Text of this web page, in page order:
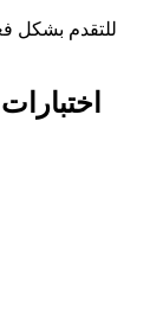
للتقدم بشكل